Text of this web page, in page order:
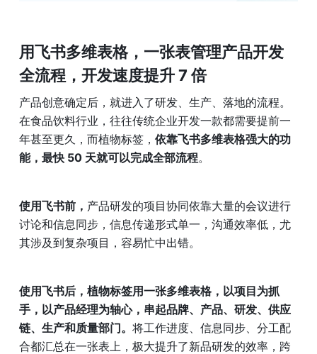
用飞书多维表格，一张表管理产品开发
全流程，开发速度提升 7 倍
产品创意确定后，就进入了研发、生产、落地的流程。
在食品饮料行业，往往传统企业开发一款都需要提前一
年甚至更久，而植物标签， 依靠飞书多维表格强大的功
能，最快 50 天就可以完成全部流程。
使用飞书前， 产品研发的项目协同依靠大量的会议进行
讨论和信息同步，信息传递形式单一，沟通效率低，尤
其涉及到复杂项目，容易忙中出错。
使用飞书后，植物标签用一张多维表格，以项目为抓
手，以产品经理为轴心，串起品牌、产品、研发、供应
链、生产和质量部门。 将工作进度、信息同步、分工配
合都汇总在一张表上，极大提升了新品研发的效率，跨